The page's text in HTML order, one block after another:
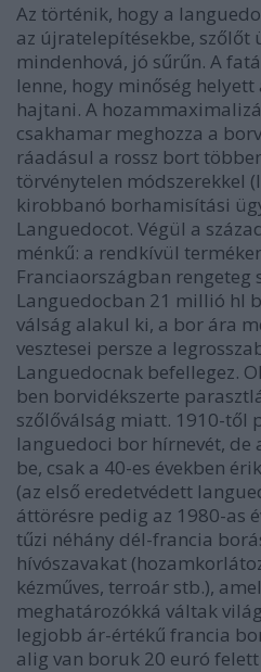
Az történik, hogy a
az újratelepítésekbe, szőlőt
mindenhová, jó sűrűn. A
lenne, hogy minőség
hajtani. A
csakhamar meghozza a
ráadásul a rossz bort
törvénytelen módszerekkel
kirobbanó borhamisítási
Languedocot. Végül a
ménkű: a rendkívül
Franciaországban rengeteg
Languedocban 21 millió hl
válság alakul ki, a bor ára
vesztesei persze a
Languedocnak befellegez.
ben borvidékszerte
szőlőválság miatt. 1910-től
languedoci bor hírnevét,
be, csak a 40-es években
(az első eredetvédett
áttörésre pedig az 1980-as
tűzi néhány dél-francia
hívószavakat
kézműves, terroár stb.),
meghatározókká váltak
legjobb ár-értékű francia
alig van boruk 20 euró felett